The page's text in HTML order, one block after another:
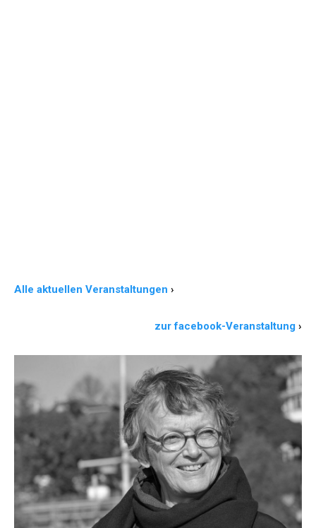
Alle aktuellen Veranstaltungen ›
zur facebook-Veranstaltung ›